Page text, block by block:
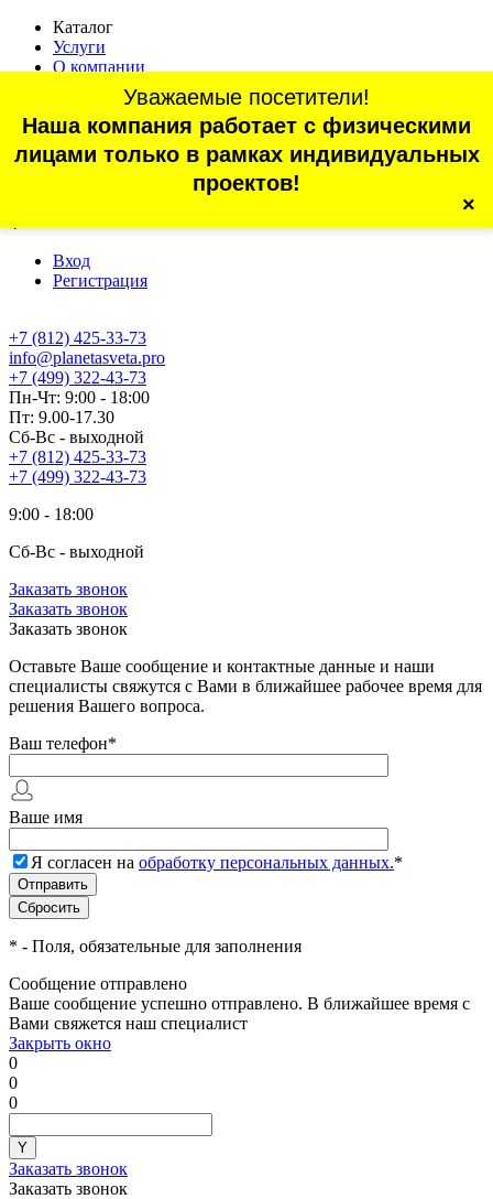
Каталог
Услуги
О компании
Статьи
Контакты
Отзывы
г. Санкт-Петербург, проспект Обуховской Обороны, 70, корп.
Вход
Регистрация
+7 (812) 425-33-73
Уважаемые посетители!
Наша компания работает с физическими
лицами только в рамках индивидуальных
проектов!
×
info@planetasveta.pro
+7 (499) 322-43-73
Пн-Чт: 9:00 - 18:00
Пт: 9.00-17.30
Сб-Вс - выходной
+7 (812) 425-33-73
+7 (499) 322-43-73
9:00 - 18:00
Сб-Вс - выходной
Заказать звонок
Заказать звонок
Заказать звонок
Оставьте Ваше сообщение и контактные данные и наши
специалисты свяжутся с Вами в ближайшее рабочее время для
решения Вашего вопроса.
Ваш телефон*
Ваше имя
Я согласен на обработку персональных данных.*
* - Поля, обязательные для заполнения
Сообщение отправлено
Ваше сообщение успешно отправлено. В ближайшее время с
Вами свяжется наш специалист
Закрыть окно
0
0
0
Заказать звонок
Заказать звонок